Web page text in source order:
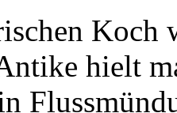
Koch
hielt